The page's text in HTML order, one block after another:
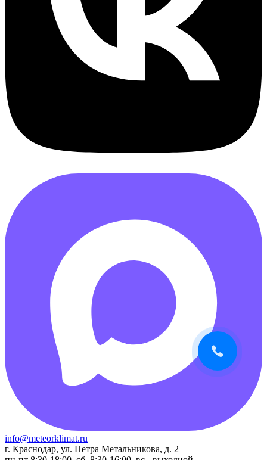
info@meteorklimat.ru
г. Краснодар, ул. Петра Метальникова, д. 2